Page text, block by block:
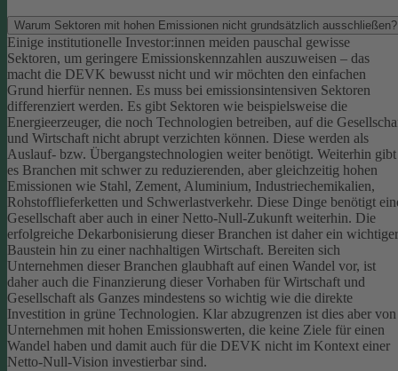
Warum Sektoren mit hohen Emissionen nicht grundsätzlich ausschließen?
Einige institutionelle Investor:innen meiden pauschal gewisse
Sektoren, um geringere Emissionskennzahlen auszuweisen – das
macht die DEVK bewusst nicht und wir möchten den einfachen
Grund hierfür nennen. Es muss bei emissionsintensiven Sektoren
differenziert werden. Es gibt Sektoren wie beispielsweise die
Energieerzeuger, die noch Technologien betreiben, auf die
und Wirtschaft nicht abrupt verzichten können. Diese werden als
Auslauf- bzw. Übergangstechnologien weiter benötigt. Weiterhin gibt
es Branchen mit schwer zu reduzierenden, aber gleichzeitig hohen
Emissionen wie Stahl, Zement, Aluminium, Industriechemikalien,
Rohstofflieferketten und Schwerlastverkehr. Diese Dinge benötigt
Gesellschaft aber auch in einer Netto-Null-Zukunft weiterhin. Die
erfolgreiche Dekarbonisierung dieser Branchen ist daher ein wichtiger
Baustein hin zu einer nachhaltigen Wirtschaft. Bereiten sich
Unternehmen dieser Branchen glaubhaft auf einen Wandel vor, ist
daher auch die Finanzierung dieser Vorhaben für Wirtschaft und
Gesellschaft als Ganzes mindestens so wichtig wie die direkte
Investition in grüne Technologien. Klar abzugrenzen ist dies aber von
Unternehmen mit hohen Emissionswerten, die keine Ziele für einen
Wandel haben und damit auch für die DEVK nicht im Kontext einer
Netto-Null-Vision investierbar sind.